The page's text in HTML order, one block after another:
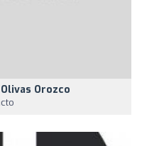
Orozco